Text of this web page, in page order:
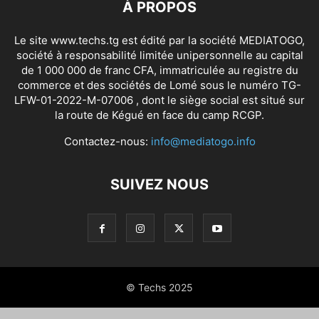
À PROPOS
Le site www.techs.tg est édité par la société MEDIATOGO,
société à responsabilité limitée unipersonnelle au capital
de 1 000 000 de franc CFA, immatriculée au registre du
commerce et des sociétés de Lomé sous le numéro TG-
LFW-01-2022-M-07006 , dont le siège social est situé sur
la route de Kégué en face du camp RCGP.
Contactez-nous: info@mediatogo.info
SUIVEZ NOUS
© Techs 2025